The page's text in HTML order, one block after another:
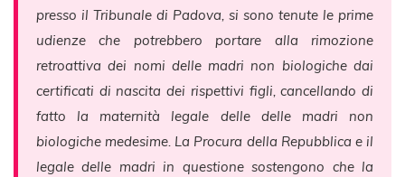
presso il Tribunale di Padova, si sono tenute le prime
udienze che potrebbero portare alla rimozione
retroattiva dei nomi delle madri non biologiche dai
certificati di nascita dei rispettivi figli, cancellando di
fatto la maternità legale delle delle madri non
biologiche medesime. La Procura della Repubblica e il
legale delle madri in questione sostengono che la